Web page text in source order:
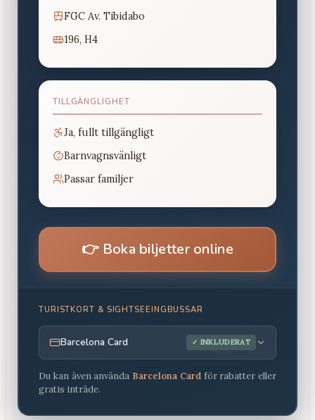
FGC Av. Tibidabo
196, H4
TILLGÄNGLIGHET
Ja, fullt tillgängligt
Barnvagnsvänligt
Passar familjer
👉 Boka biljetter online
TURISTKORT & SIGHTSEEINGBUSSAR
Barcelona Card ✓ INKLUDERAT
Du kan även använda Barcelona Card för rabatter eller
gratis inträde.